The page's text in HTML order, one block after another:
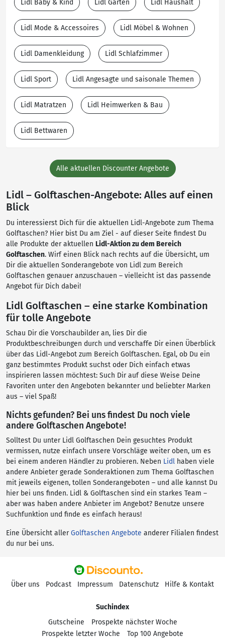
Lidl Baby & Kind Lidl Garten Lidl Haushalt
Lidl Mode & Accessoires Lidl Möbel & Wohnen
Lidl Damenkleidung Lidl Schlafzimmer
Lidl Sport Lidl Angesagte und saisonale Themen
Lidl Matratzen Lidl Heimwerken & Bau
Lidl Bettwaren
Alle aktuellen Discounter Angebote
Lidl – Golftaschen-Angebote: Alles auf einen
Blick
Du interessierst Dich für die aktuellen Lidl-Angebote zum Thema
Golftaschen? Hier bist Du am Ziel - auf dieser Seite findest Du
alle Produkte der aktuellen Lidl-Aktion zu dem Bereich
Golftaschen. Wirf einen Blick nach rechts auf die Übersicht, um
Dir die aktuellen Sonderangebote von Lidl zum Bereich
Golftaschen genauer anzuschauen – vielleicht ist das passende
Angebot für Dich dabei!
Lidl Golftaschen – eine starke Kombination
für tolle Angebote
Schau Dir die Vorschaubilder an, lies Dir die
Produktbeschreibungen durch und verschaffe Dir einen Überblick
über das Lidl-Angebot zum Bereich Golftaschen. Egal, ob Du ein
ganz bestimmtes Produkt suchst oder Dich einfach etwas
inspirieren lassen möchtest: Such Dir auf diese Weise Deine
Favoriten unter den Angeboten bekannter und beliebter Marken
aus – viel Spaß!
Nichts gefunden? Bei uns findest Du noch viele
andere Golftaschen Angebote!
Solltest Du unter Lidl Golftaschen Dein gesuchtes Produkt
vermissen, nutze einfach unsere Vorschläge weiter oben, um es
bei einem anderen Händler zu probieren. Neben Lidl haben viele
andere Anbieter gerade Sonderaktionen zum Thema Golftaschen
mit jeweils eigenen, tollen Sonderangeboten – und alle kannst Du
hier bei uns finden. Lidl & Golftaschen sind ein starkes Team –
aber was haben andere Anbieter im Angebot? Benutze unsere
Suchfunktion und finde es einfach heraus!
Eine Übersicht allerGolftaschen Angebote anderer Filialen findest
du nur bei uns.
Über uns Podcast Impressum Datenschutz Hilfe & Kontakt
Suchindex
Gutscheine
Prospekte nächster Woche
Prospekte letzter Woche
Top 100 Angebote